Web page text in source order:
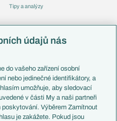
Tipy a analýzy
Česko
Francie
Itálie
Německo
Španělsko
Argentina
Brazílie
údajů nás
do vašeho zařízení osobní
nebo jedinečné identifikátory, a
umožňuje, aby sledovací
v části My a naši partneři
Výběrem Zamítnout
je zakážete. Pokud jsou